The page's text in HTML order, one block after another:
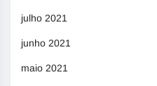
julho 2021
junho 2021
maio 2021